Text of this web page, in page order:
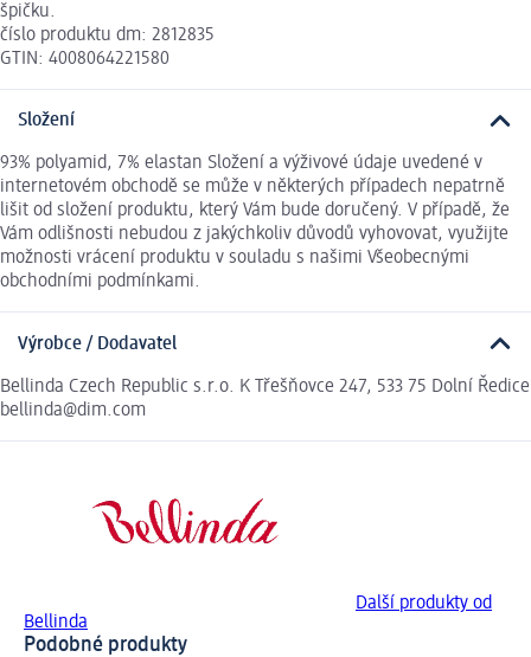
špičku.
číslo produktu dm: 2812835
GTIN: 4008064221580
Složení
93% polyamid, 7% elastan Složení a výživové údaje uvedené v
internetovém obchodě se může v některých případech nepatrně
lišit od složení produktu, který Vám bude doručený. V případě, že
Vám odlišnosti nebudou z jakýchkoliv důvodů vyhovovat, využijte
možnosti vrácení produktu v souladu s našimi Všeobecnými
obchodními podmínkami.
Výrobce / Dodavatel
Bellinda Czech Republic s.r.o. K Třešňovce 247, 533 75 Dolní Ředice
bellinda@dim.com
Další produkty od
Bellinda
Podobné produkty